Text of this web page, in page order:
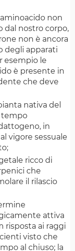
non
dal nostro corpo,
non è ancora
degli apparati
esempio le
è presente in
che deve
nativa del
tempo
in
vigore sessuale
ricco di
che
il rilascio
attiva
risposta ai raggi
visto che
al chiuso; la